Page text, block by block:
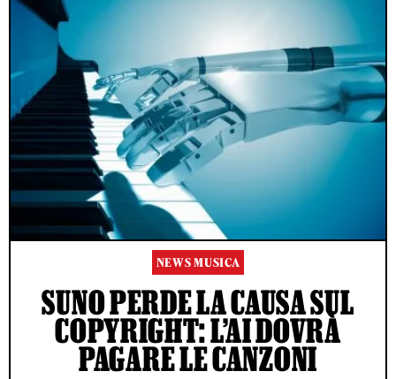
NEWS MUSICA
SUNO PERDE LA CAUSA SUL
COPYRIGHT: L’AI DOVRÀ
PAGARE LE CANZONI